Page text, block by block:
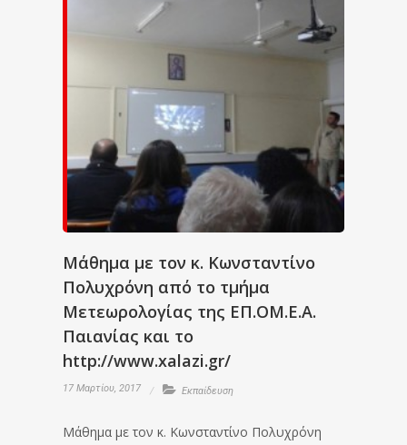
Μάθημα με τον κ. Κωνσταντίνο
Πολυχρόνη από το τμήμα
Μετεωρολογίας της ΕΠ.ΟΜ.Ε.Α.
Παιανίας και το
http://www.xalazi.gr/
17 Μαρτίου, 2017 Εκπαίδευση
Μάθημα με τον κ. Κωνσταντίνο Πολυχρόνη